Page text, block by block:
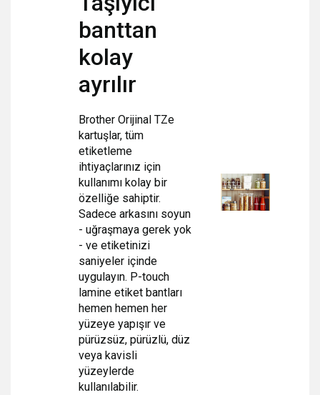
banttan
kolay
ayrılır
Brother Orijinal TZe
kartuşlar, tüm
etiketleme
ihtiyaçlarınız için
kullanımı kolay bir
özelliğe sahiptir.
Sadece arkasını soyun
- uğraşmaya gerek yok
- ve etiketinizi
saniyeler içinde
uygulayın. P-touch
lamine etiket bantları
hemen hemen her
yüzeye yapışır ve
pürüzsüz, pürüzlü, düz
veya kavisli
yüzeylerde
kullanılabilir.